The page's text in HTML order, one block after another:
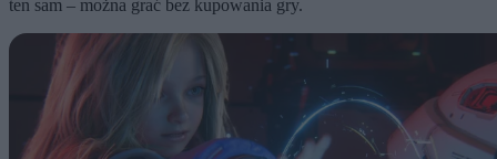
ten sam – można grać bez kupowania gry.